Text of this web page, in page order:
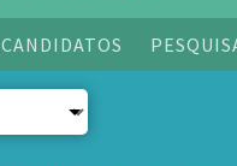
CANDIDATOS